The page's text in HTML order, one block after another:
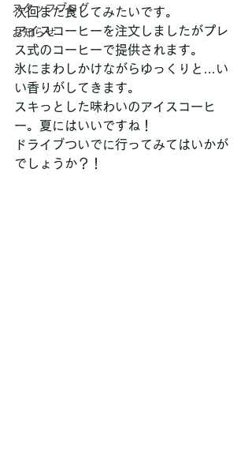
スタッフブログ
お知らせ
次回また食してみたいです。
アイスコーヒーを注文しましたがプレ
ス式のコーヒーで提供されます。
氷にまわしかけながらゆっくりと…い
い香りがしてきます。
スキっとした味わいのアイスコーヒ
ー。夏にはいいですね！
ドライブついでに行ってみてはいかが
でしょうか？！